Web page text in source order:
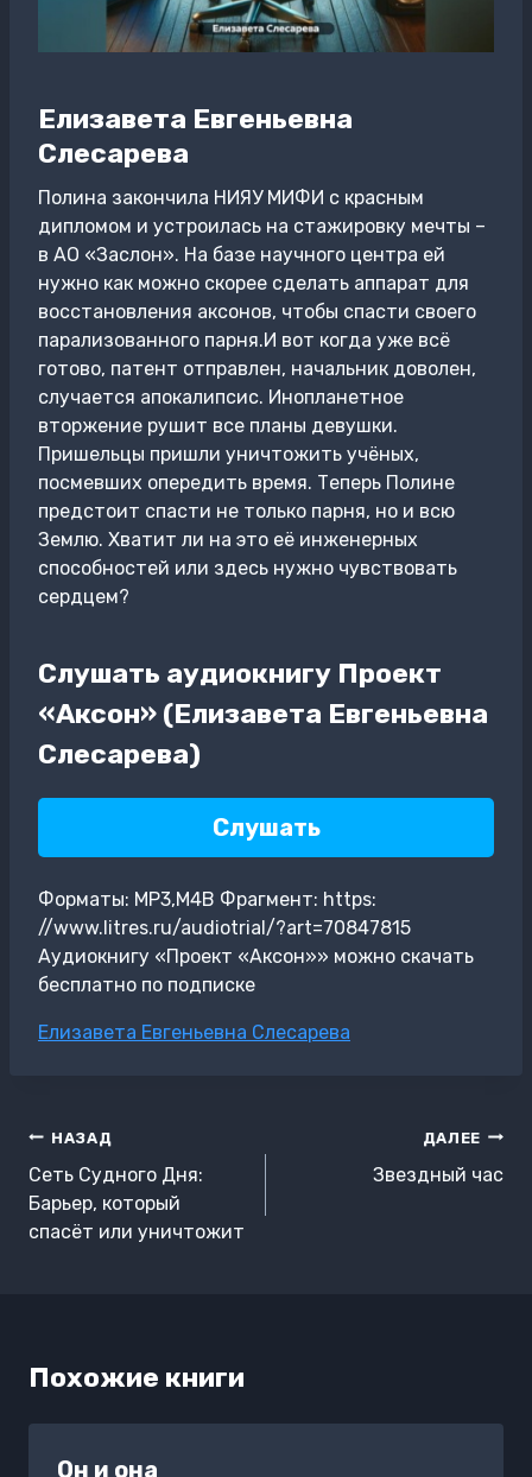
Елизавета Евгеньевна
Слесарева
Полина закончила НИЯУ МИФИ с красным
дипломом и устроилась на стажировку мечты –
в АО «Заслон». На базе научного центра ей
нужно как можно скорее сделать аппарат для
восстановления аксонов, чтобы спасти своего
парализованного парня.И вот когда уже всё
готово, патент отправлен, начальник доволен,
случается апокалипсис. Инопланетное
вторжение рушит все планы девушки.
Пришельцы пришли уничтожить учёных,
посмевших опередить время. Теперь Полине
предстоит спасти не только парня, но и всю
Землю. Хватит ли на это её инженерных
способностей или здесь нужно чувствовать
сердцем?
Слушать аудиокнигу Проект
«Аксон» (Елизавета Евгеньевна
Слесарева)
Слушать
Форматы: MP3,M4B Фрагмент: https:
//www.litres.ru/audiotrial/?art=70847815
Аудиокнигу «Проект «Аксон»» можно скачать
бесплатно по подписке
Метки
Елизавета Евгеньевна Слесарева
Навигация
по
записям
НАЗАД
Сеть Судного Дня:
Барьер, который
спасёт или уничтожит
ДАЛЕЕ
Звездный час
Похожие книги
Он и она